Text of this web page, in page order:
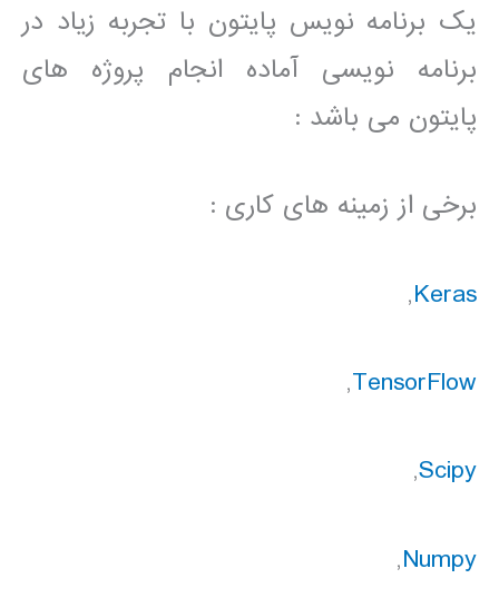
یک برنامه نویس پایتون با تجربه زیاد در
برنامه نویسی آماده انجام پروژه های
پایتون می باشد :
برخی از زمینه های کاری :
Keras
,
TensorFlow
,
Scipy
,
Numpy
,